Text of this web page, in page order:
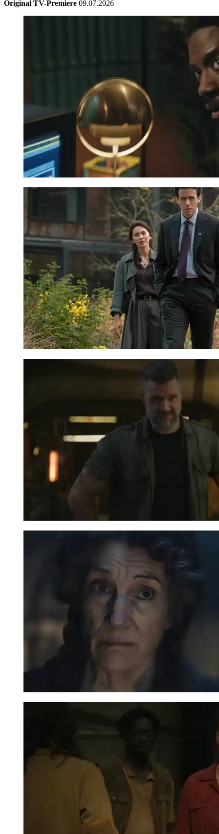
Original TV-Premiere 09.07.2026